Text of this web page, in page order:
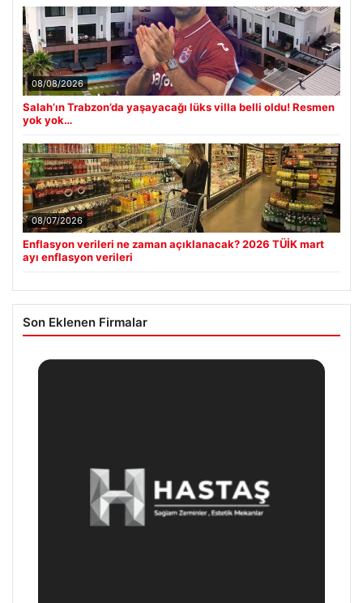
08/08/2026
Salah’ın Trabzon’da yaşayacağı lüks villa belli oldu! Resmen
yok yok…
08/07/2026
Enflasyon verileri ne zaman açıklanacak? 2026 TÜİK mart
ayı enflasyon verileri
Son Eklenen Firmalar